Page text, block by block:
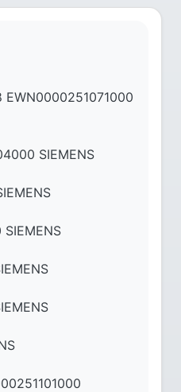
EWN0000251071000
SIEMENS